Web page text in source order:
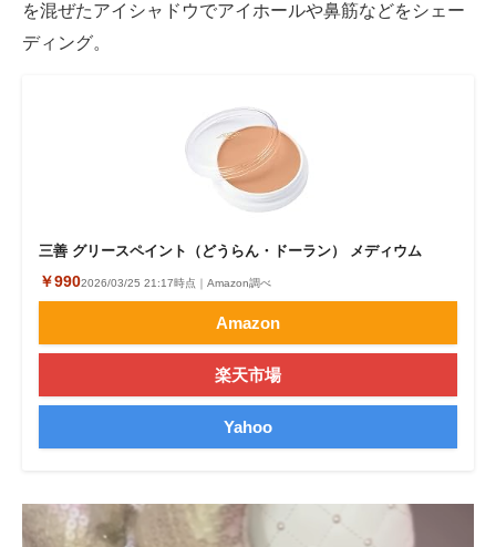
を混ぜたアイシャドウでアイホールや鼻筋などをシェー
ディング。
三善 グリースペイント（どうらん・ドーラン） メディウム
￥9902026/03/25 21:17時点｜Amazon調べ
Amazon
楽天市場
Yahoo